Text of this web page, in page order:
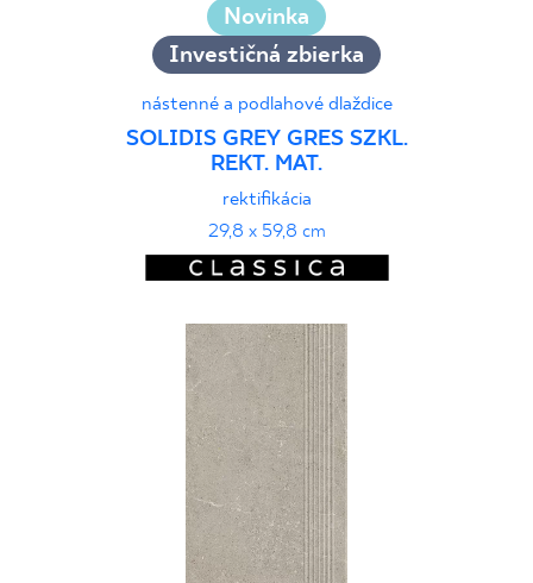
Novinka
Investičná zbierka
nástenné a podlahové dlaždice
SOLIDIS GREY GRES SZKL.
REKT. MAT.
rektifikácia
29,8 x 59,8 cm